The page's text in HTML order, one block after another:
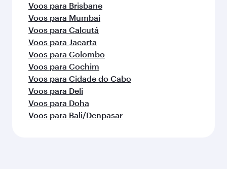
Voos para Brisbane
Voos para Mumbai
Voos para Calcutá
Voos para Jacarta
Voos para Colombo
Voos para Cochim
Voos para Cidade do Cabo
Voos para Deli
Voos para Doha
Voos para Bali/Denpasar